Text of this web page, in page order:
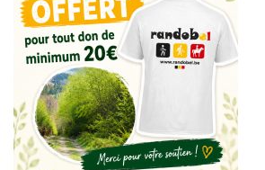
SE CONNECTER
INSCRIPTION GRATUITE
MOT DE PASSE OUBLIÉ